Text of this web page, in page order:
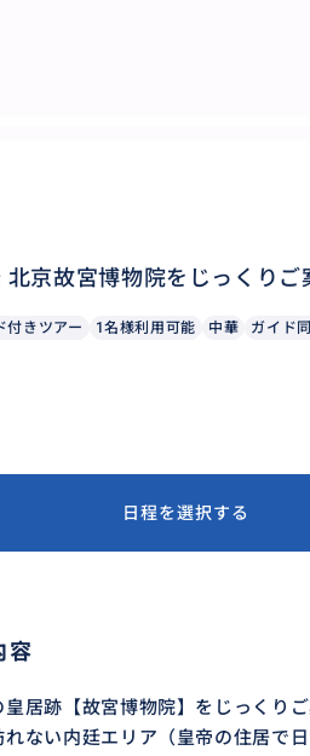
京故宮博物院をじっくりご
付きツアー 1名様利用可能 中華 ガイド
日程を選択する
容
居跡【故宮博物院】をじっくりご
ない内廷エリア（皇帝の住居で